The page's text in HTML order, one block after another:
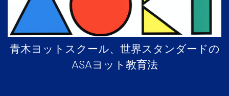
青木ヨットスクール、世界スタンダードの
ASAヨット教育法